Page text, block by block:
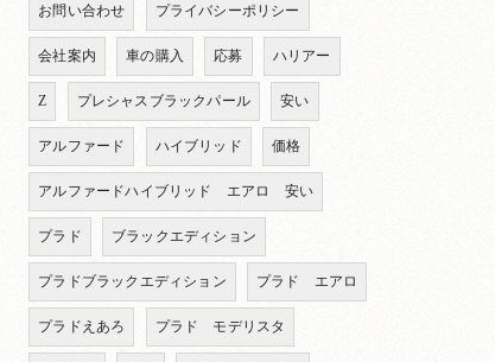
お問い合わせ プライバシーポリシー
会社案内 車の購入 応募 ハリアー
Z プレシャスブラックパール 安い
アルファード ハイブリッド 価格
アルファードハイブリッド エアロ 安い
プラド ブラックエディション
プラドブラックエディション プラド エアロ
プラドえあろ プラド モデリスタ